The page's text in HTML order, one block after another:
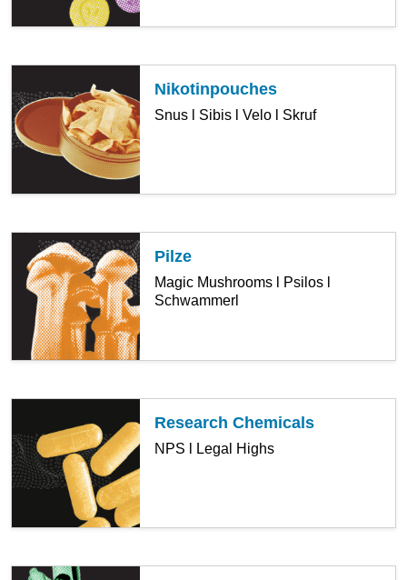
Nikotinpouches
Snus l Sibis l Velo l Skruf
Pilze
Magic Mushrooms l Psilos l
Schwammerl
Research Chemicals
NPS l Legal Highs